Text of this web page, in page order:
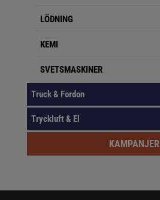
LÖDNING
KEMI
SVETSMASKINER
Truck & Fordon
Tryckluft & El
KAMPANJER